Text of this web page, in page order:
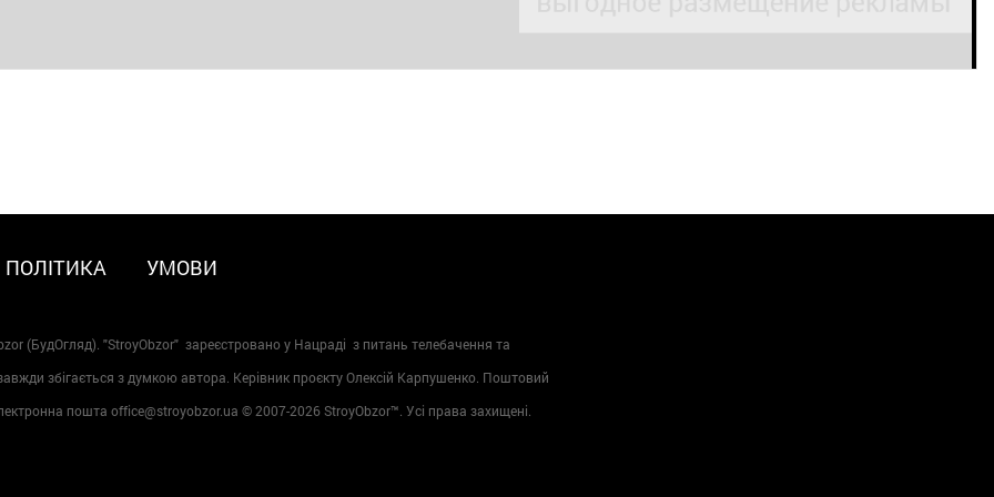
ПОЛІТИКА УМОВИ
(БудОгляд). "StroyObzor" зареєстровано у Нацраді з питань телебачення та
збігається з думкою автора. Керівник проєкту Олексій Карпушенко. Поштовий
пошта office@stroyobzor.ua © 2007-2026 StroyObzor™. Усі права захищені.